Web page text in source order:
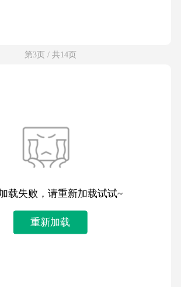
第3页 / 共14页
载失败，请重新加载试试~
重新加载